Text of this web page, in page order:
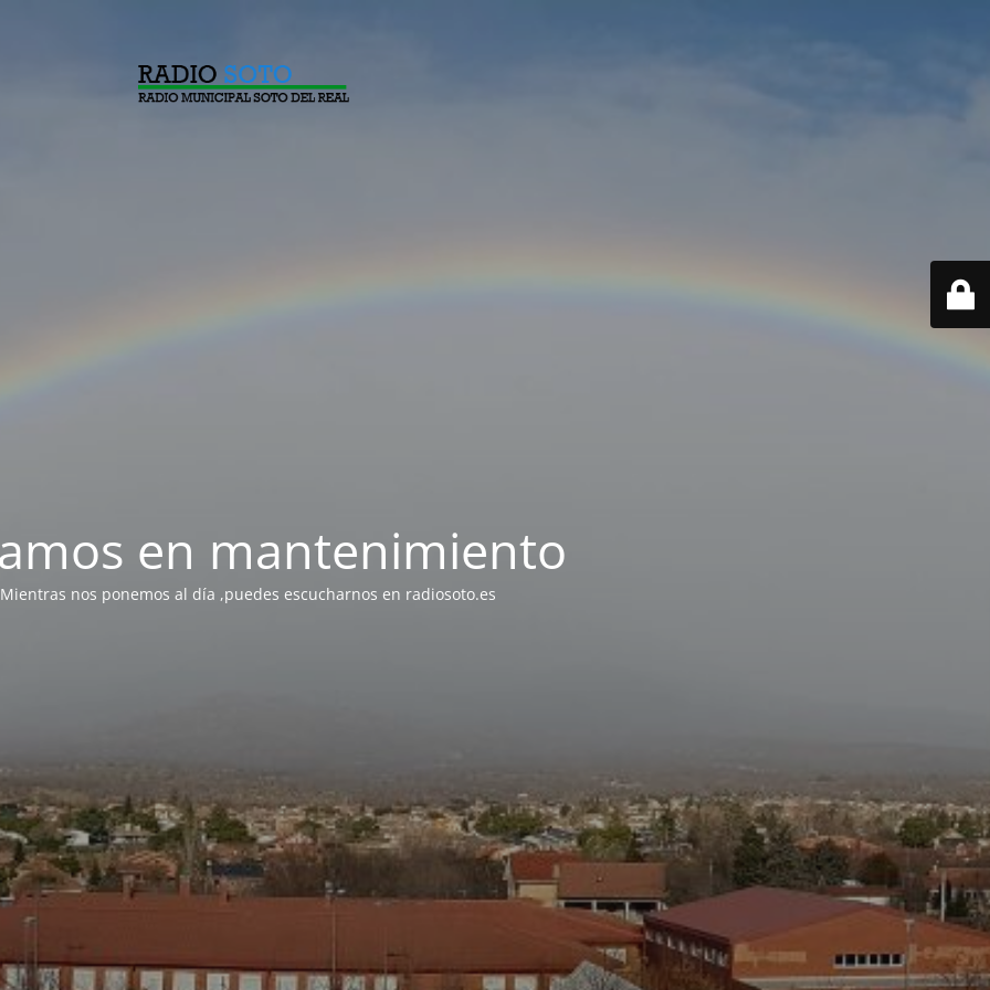
en mantenimiento
Mientras nos ponemos al día ,puedes escucharnos en radiosoto.es